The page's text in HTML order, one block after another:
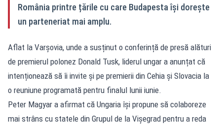
România printre țările cu care Budapesta își dorește
un parteneriat mai amplu.
Aflat la Varșovia, unde a susținut o conferință de presă alături
de premierul polonez Donald Tusk, liderul ungar a anunțat că
intenționează să îi invite și pe premierii din Cehia și Slovacia la
o reuniune programată pentru finalul lunii iunie.
Peter Magyar a afirmat că Ungaria își propune să colaboreze
mai strâns cu statele din Grupul de la Vișegrad pentru a reda